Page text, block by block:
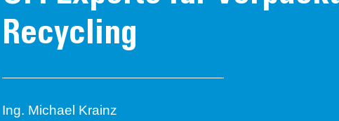
Recycling
Ing. Michael Krainz